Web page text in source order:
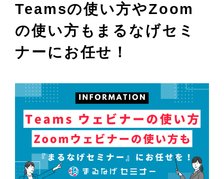
Teamsの使い方やZoom
の使い方もまるなげセミ
ナーにお任せ！